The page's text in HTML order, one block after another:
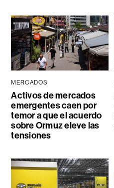
MERCADOS
Activos de mercados
emergentes caen por
temor a que el acuerdo
sobre Ormuz eleve las
tensiones